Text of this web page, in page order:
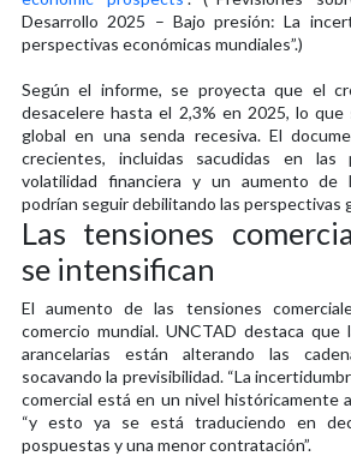
Desarrollo 2025 – Bajo presión: La
perspectivas económicas mundiales”.)
Según el informe, se proyecta que el
desacelere hasta el 2,3% en 2025, lo que
global en una senda recesiva. El
crecientes, incluidas sacudidas en las
volatilidad financiera y un aumento de
podrían seguir debilitando las perspectivas
Las tensiones
se intensifican
El aumento de las tensiones
comercio mundial. UNCTAD destaca que
arancelarias están alterando las
socavando la previsibilidad. “La
comercial está en un nivel históricamente
“y esto ya se está traduciendo en
pospuestas y una menor contratación”.